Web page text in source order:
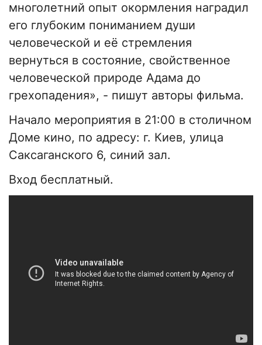
многолетний опыт окормления наградил
его глубоким пониманием души
человеческой и её стремления
вернутьcя в состояние, свойственное
человеческой природе Адама до
грехопадения», - пишут авторы фильма.
Начало мероприятия в 21:00 в столичном
Доме кино, по адресу: г. Киев, улица
Саксаганского 6, синий зал.
Вход бесплатный.